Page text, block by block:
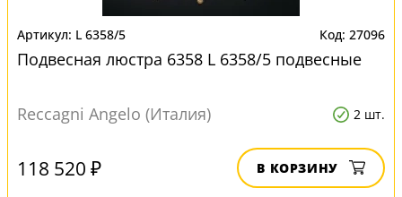
L 6358/5 27096
Подвесная люстра 6358 L 6358/5 подвесные
Reccagni Angelo (Италия) 2 шт.
118 520 ₽ В КОРЗИНУ